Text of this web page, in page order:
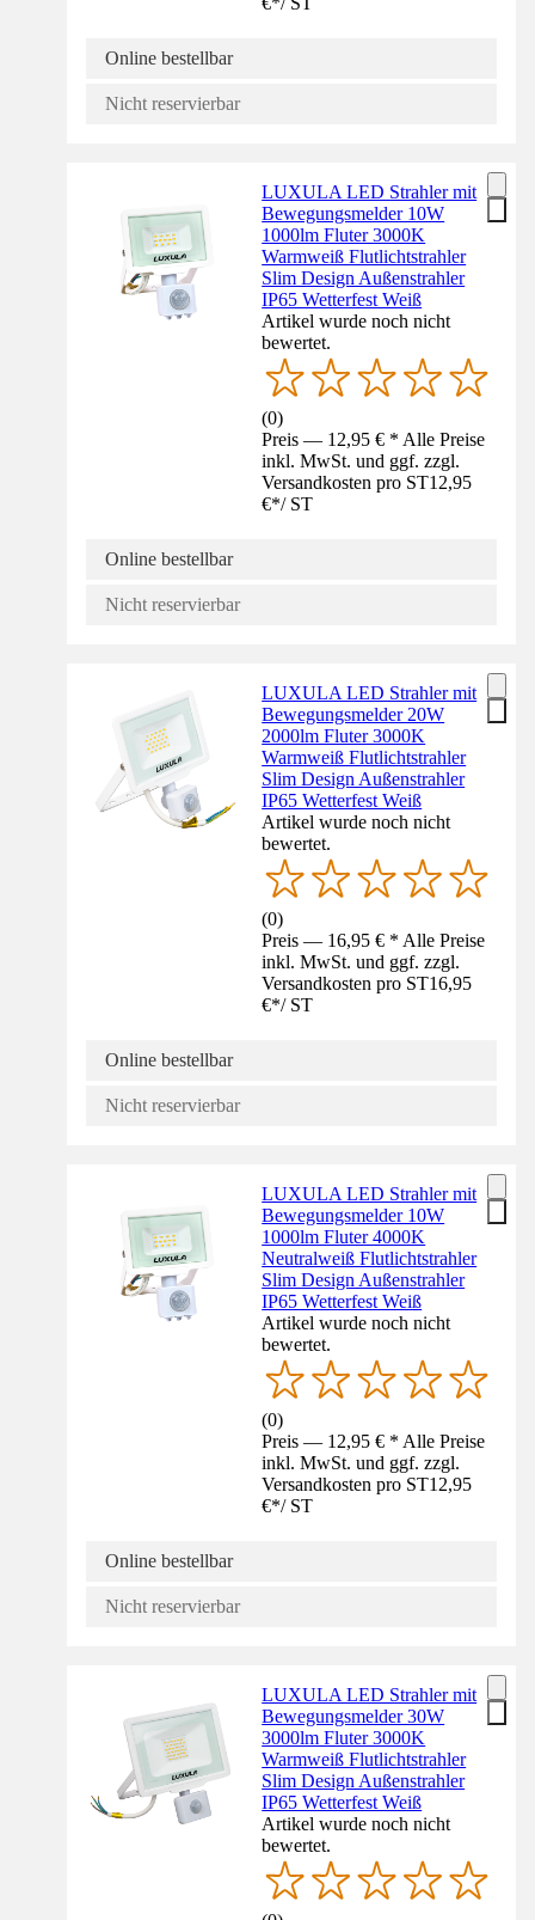
Online bestellbar
Nicht reservierbar
LUXULA LED Strahler mit
Bewegungsmelder 10W
1000lm Fluter 3000K
Warmweiß Flutlichtstrahler
Slim Design Außenstrahler
IP65 Wetterfest Weiß
Artikel wurde noch nicht
bewertet.
(0)
Preis — 12,95 € * Alle Preise
inkl. MwSt. und ggf. zzgl.
Versandkosten pro ST12,95
€*/ ST
Online bestellbar
Nicht reservierbar
LUXULA LED Strahler mit
Bewegungsmelder 20W
2000lm Fluter 3000K
Warmweiß Flutlichtstrahler
Slim Design Außenstrahler
IP65 Wetterfest Weiß
Artikel wurde noch nicht
bewertet.
(0)
Preis — 16,95 € * Alle Preise
inkl. MwSt. und ggf. zzgl.
Versandkosten pro ST16,95
€*/ ST
Online bestellbar
Nicht reservierbar
LUXULA LED Strahler mit
Bewegungsmelder 10W
1000lm Fluter 4000K
Neutralweiß Flutlichtstrahler
Slim Design Außenstrahler
IP65 Wetterfest Weiß
Artikel wurde noch nicht
bewertet.
(0)
Preis — 12,95 € * Alle Preise
inkl. MwSt. und ggf. zzgl.
Versandkosten pro ST12,95
€*/ ST
Online bestellbar
Nicht reservierbar
LUXULA LED Strahler mit
Bewegungsmelder 30W
3000lm Fluter 3000K
Warmweiß Flutlichtstrahler
Slim Design Außenstrahler
IP65 Wetterfest Weiß
Artikel wurde noch nicht
bewertet.